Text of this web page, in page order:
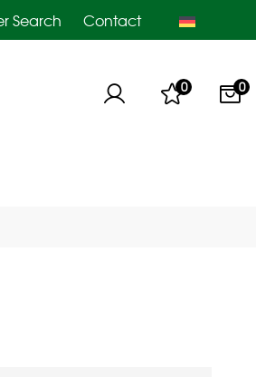
Search Contact
0 0